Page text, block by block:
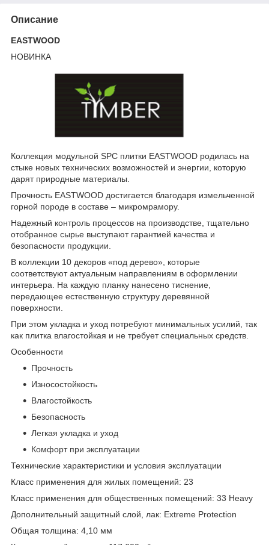
Описание
EASTWOOD
НОВИНКА
Коллекция модульной SPC плитки EASTWOOD родилась на
стыке новых технических возможностей и энергии, которую
дарят природные материалы.
Прочность EASTWOOD достигается благодаря измельченной
горной породе в составе – микромрамору.
Надежный контроль процессов на производстве, тщательно
отобранное сырье выступают гарантией качества и
безопасности продукции.
В коллекции 10 декоров «под дерево», которые
соответствуют актуальным направлениям в оформлении
интерьера. На каждую планку нанесено тиснение,
передающее естественную структуру деревянной
поверхности.
При этом укладка и уход потребуют минимальных усилий, так
как плитка влагостойкая и не требует специальных средств.
Особенности
Прочность
Износостойкость
Влагостойкость
Безопасность
Легкая укладка и уход
Комфорт при эксплуатации
Технические характеристики и условия эксплуатации
Класс применения для жилых помещений: 23
Класс применения для общественных помещений: 33 Heavy
Дополнительный защитный слой, лак: Extreme Protection
Общая толщина: 4,10 мм